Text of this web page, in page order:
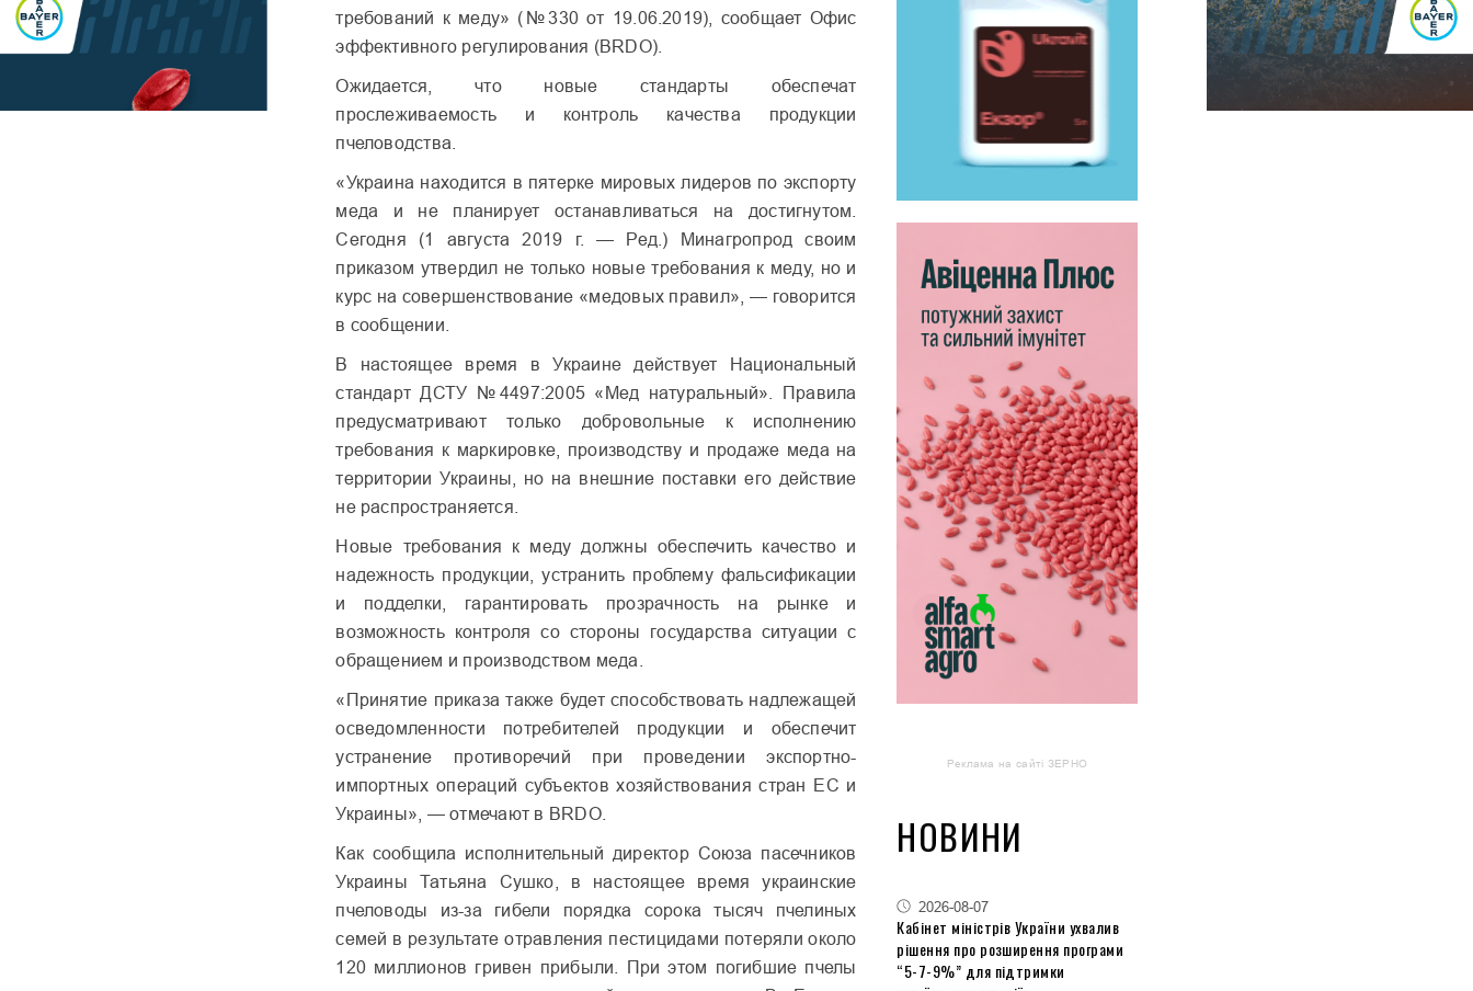
требований к меду» (№330 от 19.06.2019), сообщает Офис
эффективного регулирования (BRDO).
Ожидается, что новые стандарты обеспечат
прослеживаемость и контроль качества продукции
пчеловодства.
«Украина находится в пятерке мировых лидеров по экспорту
меда и не планирует останавливаться на достигнутом.
Сегодня (1 августа 2019 г. — Ред.) Минагропрод своим
приказом утвердил не только новые требования к меду, но и
курс на совершенствование «медовых правил», — говорится
в сообщении.
В настоящее время в Украине действует Национальный
стандарт ДСТУ №4497:2005 «Мед натуральный». Правила
предусматривают только добровольные к исполнению
требования к маркировке, производству и продаже меда на
территории Украины, но на внешние поставки его действие
не распространяется.
Новые требования к меду должны обеспечить качество и
надежность продукции, устранить проблему фальсификации
и подделки, гарантировать прозрачность на рынке и
возможность контроля со стороны государства ситуации с
обращением и производством меда.
«Принятие приказа также будет способствовать надлежащей
осведомленности потребителей продукции и обеспечит
устранение противоречий при проведении экспортно-
импортных операций субъектов хозяйствования стран ЕС и
Украины», — отмечают в BRDO.
Как сообщила исполнительный директор Союза пасечников
Украины Татьяна Сушко, в настоящее время украинские
пчеловоды из-за гибели порядка сорока тысяч пчелиных
семей в результате отравления пестицидами потеряли около
120 миллионов гривен прибыли. При этом погибшие пчелы
Реклама на сайті ЗЕРНО
НОВИНИ
2026-08-07
Кабінет міністрів України ухвалив
рішення про розширення програми
“5-7-9%” для підтримки